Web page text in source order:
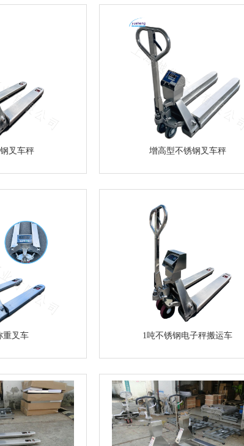
叉车秤 增高型不锈钢叉车秤
重叉车 1吨不锈钢电子秤搬运车